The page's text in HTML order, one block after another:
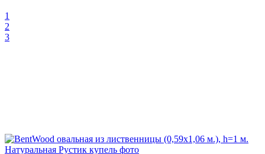
1
2
3